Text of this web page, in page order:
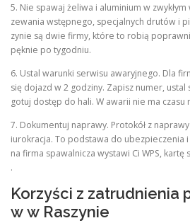
5. Nie spawaj żeliwa i aluminium w
zewania wstępnego, specjalnych drutów i
zynie są dwie firmy, które to robią
pęknie po tygodniu.
6. Ustal warunki serwisu awaryjnego. Dla
się dojazd w 2 godziny. Zapisz numer,
gotuj dostęp do hali. W awarii nie ma czasu
7. Dokumentuj naprawy. Protokół z
iurokracja. To podstawa do ubezpieczenia
na firma spawalnicza wystawi Ci WPS,
.
Korzyści z zatrudnienia
w w Raszynie